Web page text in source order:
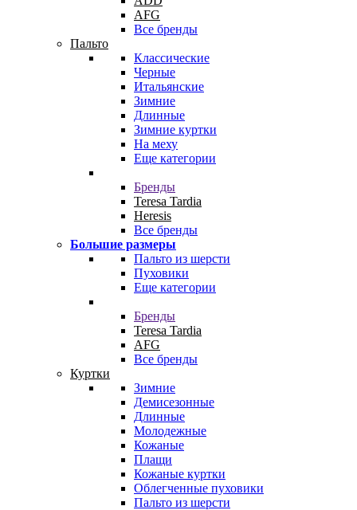
AFG
Все бренды
Пальто
Классические
Черные
Итальянские
Зимние
Длинные
Зимние куртки
На меху
Еще категории
Бренды
Teresa Tardia
Heresis
Все бренды
Большие размеры
Пальто из шерсти
Пуховики
Еще категории
Бренды
Teresa Tardia
AFG
Все бренды
Куртки
Зимние
Демисезонные
Длинные
Молодежные
Кожаные
Плащи
Кожаные куртки
Облегченные пуховики
Пальто из шерсти